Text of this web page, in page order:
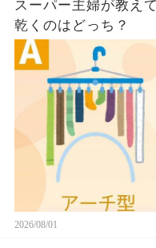
スーパー主婦が教え
乾くのはどっち？
2026/08/01